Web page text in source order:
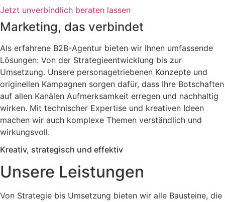
Jetzt unverbindlich beraten lassen
Marketing, das verbindet
Als erfahrene B2B-Agentur bieten wir Ihnen umfassende
Lösungen: Von der Strategieentwicklung bis zur
Umsetzung. Unsere personagetriebenen Konzepte und
originellen Kampagnen sorgen dafür, dass Ihre Botschaften
auf allen Kanälen Aufmerksamkeit erregen und nachhaltig
wirken. Mit technischer Expertise und kreativen Ideen
machen wir auch komplexe Themen verständlich und
wirkungsvoll.
Kreativ, strategisch und effektiv
Unsere Leistungen
Von Strategie bis Umsetzung bieten wir alle Bausteine, die